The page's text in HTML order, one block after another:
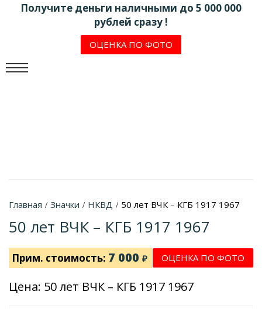
Получите деньги наличными до 5 000 000
рублей сразу !
ОЦЕНКА ПО ФОТО
Главная / Значки / НКВД / 50 лет ВЧК – КГБ 1917 1967
50 лет ВЧК – КГБ 1917 1967
Прим. стоимость: 7 000 ₽ ОЦЕНКА ПО ФОТО
Цена: 50 лет ВЧК – КГБ 1917 1967